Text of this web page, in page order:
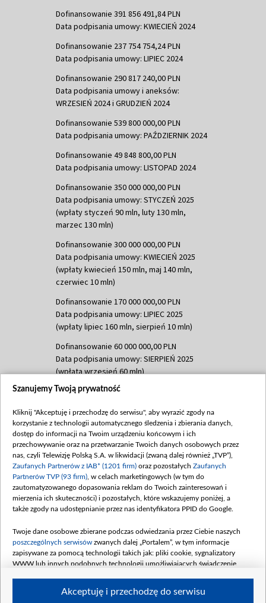
Dofinansowanie 391 856 491,84 PLN
Data podpisania umowy: KWIECIEŃ 2024
Dofinansowanie 237 754 754,24 PLN
Data podpisania umowy: LIPIEC 2024
Dofinansowanie 290 817 240,00 PLN
Data podpisania umowy i aneksów:
WRZESIEŃ 2024 i GRUDZIEŃ 2024
Dofinansowanie 539 800 000,00 PLN
Data podpisania umowy: PAŹDZIERNIK 2024
Dofinansowanie 49 848 800,00 PLN
Data podpisania umowy: LISTOPAD 2024
Dofinansowanie 350 000 000,00 PLN
Data podpisania umowy: STYCZEŃ 2025
(wpłaty styczeń 90 mln, luty 130 mln,
marzec 130 mln)
Dofinansowanie 300 000 000,00 PLN
Data podpisania umowy: KWIECIEŃ 2025
(wpłaty kwiecień 150 mln, maj 140 mln,
czerwiec 10 mln)
Dofinansowanie 170 000 000,00 PLN
Data podpisania umowy: LIPIEC 2025
(wpłaty lipiec 160 mln, sierpień 10 mln)
Dofinansowanie 60 000 000,00 PLN
Data podpisania umowy: SIERPIEŃ 2025
(wpłata wrzesień 60 mln)
Dofinansowanie 635 783 051,21 PLN
(wpłata wrzesień 100 mln, październik 350
mln, listopad 265 mln)
Dofinansowanie 48 862 000,00 PLN
Data podpisania umowy: GRUDZIEŃ 2025
(wpłata grudzień 60,548 mln)
Dofinansowanie 900 000 000,00 PLN
Data podpisania umowy: LUTY 2026 (wpłata
kwiecień 180 mln, 7 maja 180 mln, 8
czerwca 90 mln)
Dofinansowanie 250 000 000,00 PLN
4 sierpnia 250 mln
Szanujemy Twoją prywatność
Kliknij "Akceptuję i przechodzę do serwisu", aby wyrazić zgody na
korzystanie z technologii automatycznego śledzenia i zbierania danych,
dostęp do informacji na Twoim urządzeniu końcowym i ich
przechowywanie oraz na przetwarzanie Twoich danych osobowych przez
nas, czyli Telewizję Polską S.A. w likwidacji (zwaną dalej również „TVP”),
Zaufanych Partnerów z IAB* (1201 firm) oraz pozostałych Zaufanych
Partnerów TVP (93 firm) , w celach marketingowych (w tym do
zautomatyzowanego dopasowania reklam do Twoich zainteresowań i
mierzenia ich skuteczności) i pozostałych, które wskazujemy poniżej, a
także zgody na udostępnianie przez nas identyfikatora PPID do Google.
Twoje dane osobowe zbierane podczas odwiedzania przez Ciebie naszych
poszczególnych serwisów zwanych dalej „Portalem”, w tym informacje
zapisywane za pomocą technologii takich jak: pliki cookie, sygnalizatory
WWW lub innych podobnych technologii umożliwiających świadczenie
Akceptuję i przechodzę do serwisu